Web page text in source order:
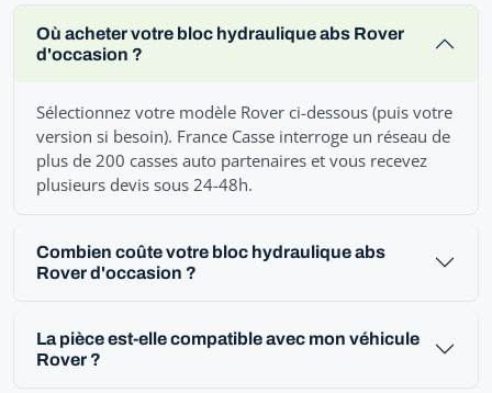
Où acheter votre bloc hydraulique abs Rover
d'occasion ?
Sélectionnez votre modèle Rover ci-dessous (puis votre
version si besoin). France Casse interroge un réseau de
plus de 200 casses auto partenaires et vous recevez
plusieurs devis sous 24-48h.
Combien coûte votre bloc hydraulique abs
Rover d'occasion ?
La pièce est-elle compatible avec mon véhicule
Rover ?